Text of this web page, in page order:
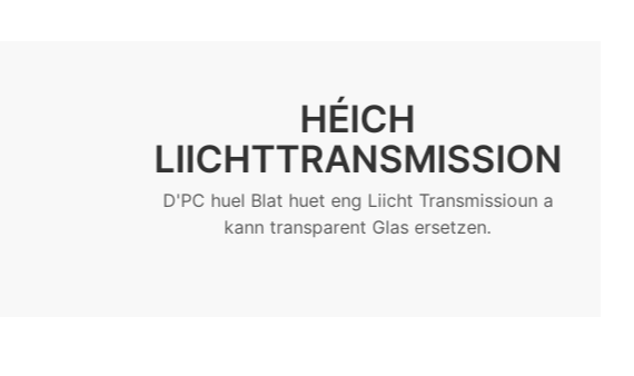
HÉICH
LIICHTTRANSMISSION
D'PC huel Blat huet eng Liicht Transmissioun a
kann transparent Glas ersetzen.